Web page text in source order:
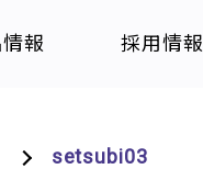
報 採用情報
setsubi03